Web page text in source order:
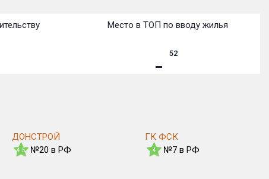
Место в ТОП по вводу жилья
52
ДОНСТРОЙ
4.5 №20 в РФ
ГК ФСК
4 №7 в РФ